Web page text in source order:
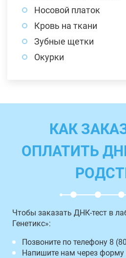
Носовой платок
Кровь на ткани
Зубные щетки
Окурки
КАК
ОПЛАТИТЬ
Чтобы заказать ДНК-тест в
Генетикс»:
Позвоните по телефону 8
Напишите нам через форму